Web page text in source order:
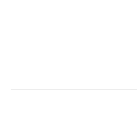
宜しくお願